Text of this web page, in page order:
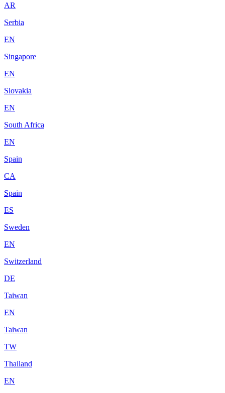
AR
Serbia
EN
Singapore
EN
Slovakia
EN
South Africa
EN
Spain
CA
Spain
ES
Sweden
EN
Switzerland
DE
Taiwan
EN
Taiwan
TW
Thailand
EN